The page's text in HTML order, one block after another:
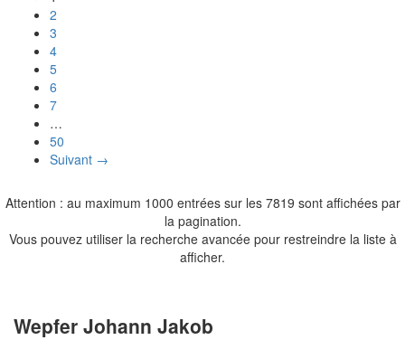
2
3
4
5
6
7
…
50
Suivant →
Attention : au maximum 1000 entrées sur les 7819 sont affichées par
la pagination.
Vous pouvez utiliser la recherche avancée pour restreindre la liste à
afficher.
Wepfer Johann Jakob